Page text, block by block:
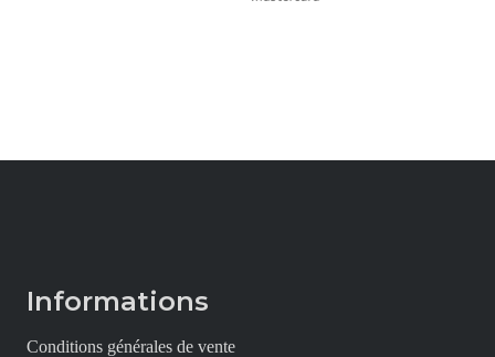
Informations
Conditions générales de vente